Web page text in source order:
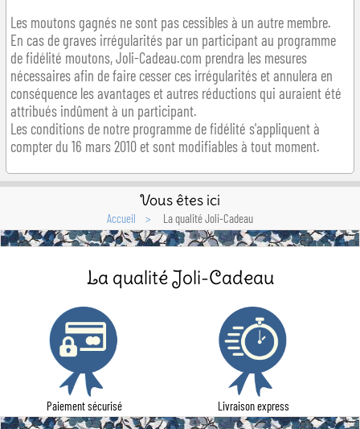
Les moutons gagnés ne sont pas cessibles à un autre membre.
En cas de graves irrégularités par un participant au programme
de fidélité moutons, Joli-Cadeau.com prendra les mesures
nécessaires afin de faire cesser ces irrégularités et annulera en
conséquence les avantages et autres réductions qui auraient été
attribués indûment à un participant.
Les conditions de notre programme de fidélité s'appliquent à
compter du 16 mars 2010 et sont modifiables à tout moment.
Vous êtes ici
Accueil La qualité Joli-Cadeau
La qualité Joli-Cadeau
Paiement sécurisé Livraison express